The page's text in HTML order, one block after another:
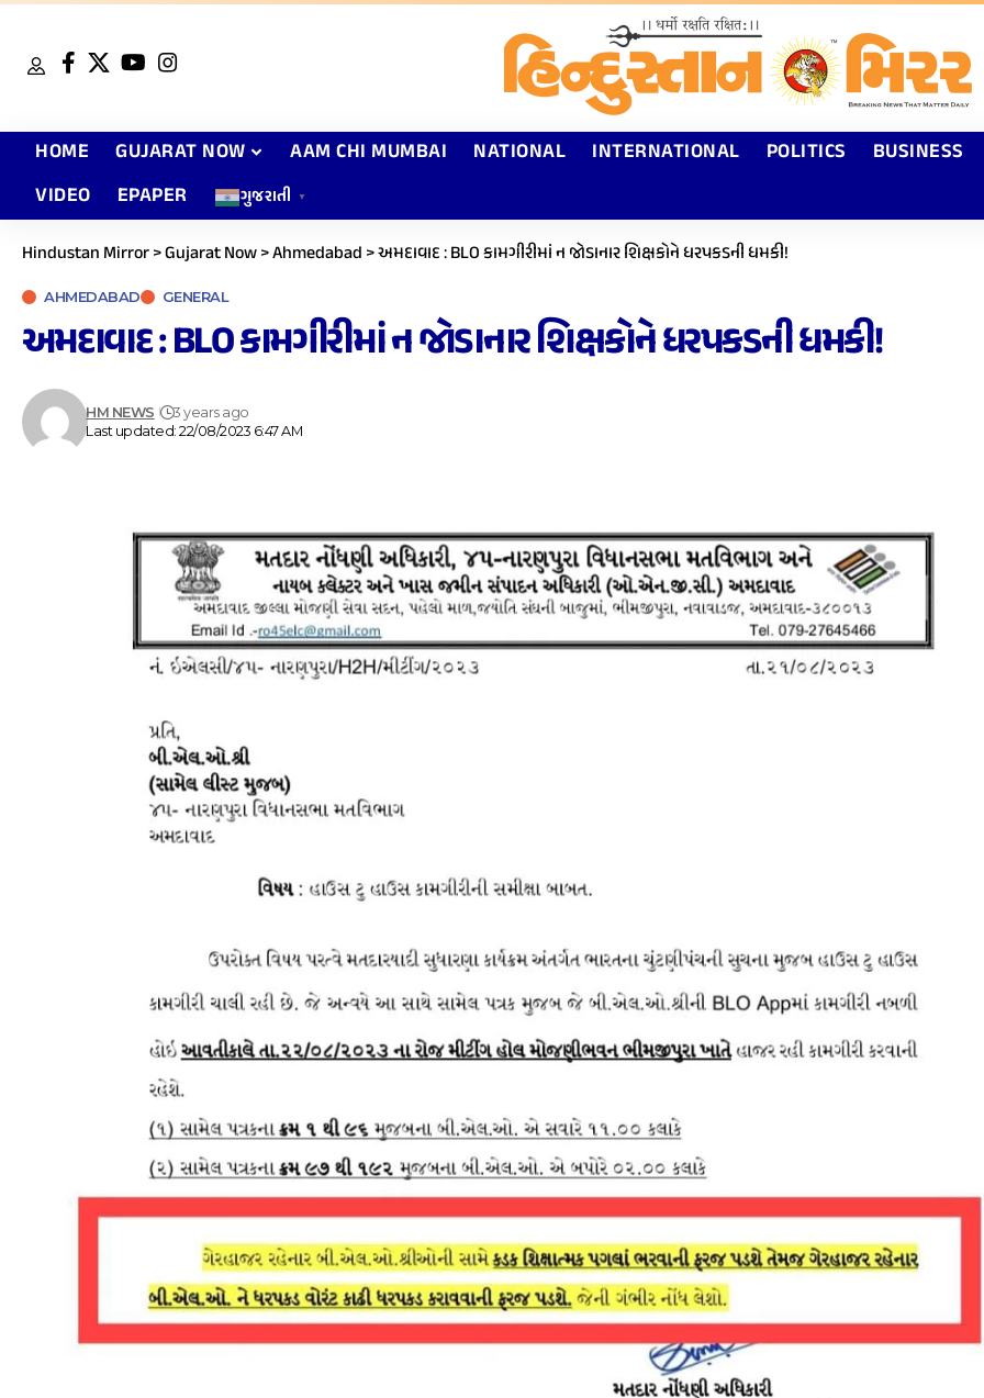
HOME GUJARAT NOW AAM CHI MUMBAI NATIONAL INTERNATIONAL POLITICS
BUSINESS
VIDEO
EPAPER ગુજરાતી ▼
Hindustan Mirror>Gujarat Now>Ahmedabad >અમદાવાદ : BLO કામગીરીમાં ન જોડાનાર શિક્ષકોને ધરપકડની ધમકી!
AHMEDABAD GENERAL
અમદાવાદ : BLO કામગીરીમાં ન જોડાનાર શિક્ષકોને ધરપકડની ધમકી!
Last updated: 22/08/2023 6:47 AM
HM NEWS 3 years ago